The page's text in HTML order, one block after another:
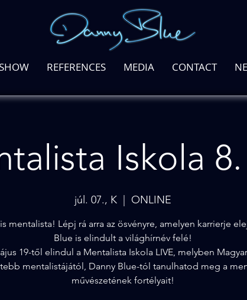
SHOW REFERENCES MEDIA CONTACT
Iskola
júl. 07., K ONLINE
mentalista! Lépj rá arra az ösvényre, amelyen karrierje
Blue is elindult a világhírnév felé!
19-től elindul a Mentalista Iskola LIVE, melyben
mentalistájától, Danny Blue-tól tanulhatod meg a
művészetének fortélyait!